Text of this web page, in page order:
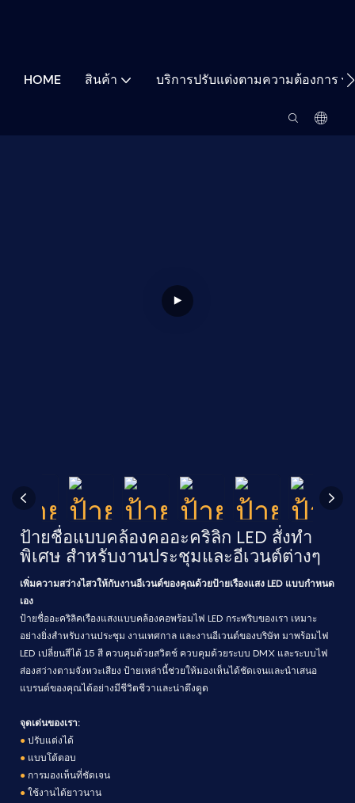
HOME สินค้า บริการปรับแต่งตามความต้องการ
ป้ายชื่อแบบคล้องคออะคริลิก LED สั่งทำ
พิเศษ สำหรับงานประชุมและอีเวนต์ต่างๆ
เพิ่มความสว่างไสวให้กับงานอีเวนต์ของคุณด้วยป้ายเรืองแสง LED แบบกำหนด
เอง
ป้ายชื่ออะคริลิคเรืองแสงแบบคล้องคอพร้อมไฟ LED กระพริบของเรา เหมาะ
อย่างยิ่งสำหรับงานประชุม งานเทศกาล และงานอีเวนต์ของบริษัท มาพร้อมไฟ
LED เปลี่ยนสีได้ 15 สี ควบคุมด้วยสวิตช์ ควบคุมด้วยระบบ DMX และระบบไฟ
ส่องสว่างตามจังหวะเสียง ป้ายเหล่านี้ช่วยให้มองเห็นได้ชัดเจนและนำเสนอ
แบรนด์ของคุณได้อย่างมีชีวิตชีวาและน่าดึงดูด
จุดเด่นของเรา:
● ปรับแต่งได้
● แบบโต้ตอบ
● การมองเห็นที่ชัดเจน
● ใช้งานได้ยาวนาน